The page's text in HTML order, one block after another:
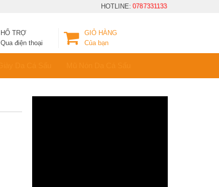
HOTLINE:0787331133
HỔ TRỢ
Qua điện thoại
GIỎ HÀNG
Của bạn